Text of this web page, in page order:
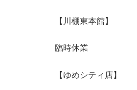
【川棚東本館】
臨時休業
【ゆめシティ店】